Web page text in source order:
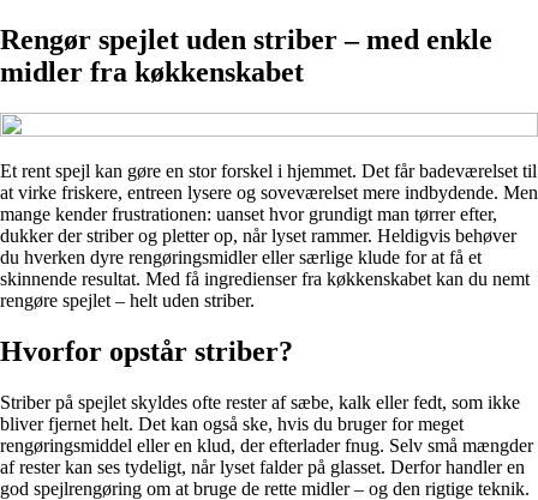
Rengør spejlet uden striber – med enkle
midler fra køkkenskabet
Et rent spejl kan gøre en stor forskel i hjemmet. Det får badeværelset til
at virke friskere, entreen lysere og soveværelset mere indbydende. Men
mange kender frustrationen: uanset hvor grundigt man tørrer efter,
dukker der striber og pletter op, når lyset rammer. Heldigvis behøver
du hverken dyre rengøringsmidler eller særlige klude for at få et
skinnende resultat. Med få ingredienser fra køkkenskabet kan du nemt
rengøre spejlet – helt uden striber.
Hvorfor opstår striber?
Striber på spejlet skyldes ofte rester af sæbe, kalk eller fedt, som ikke
bliver fjernet helt. Det kan også ske, hvis du bruger for meget
rengøringsmiddel eller en klud, der efterlader fnug. Selv små mængder
af rester kan ses tydeligt, når lyset falder på glasset. Derfor handler en
god spejlrengøring om at bruge de rette midler – og den rigtige teknik.